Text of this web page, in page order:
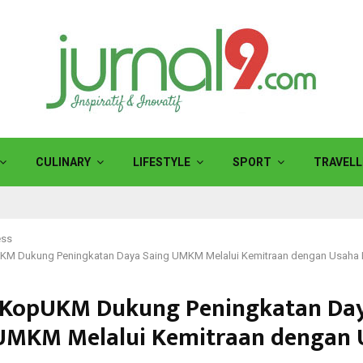
CULINARY LIFESTYLE SPORT
Dukung Peningkatan Daya Saing UMKM Melalui Kemitraan dengan Usaha
Dukung Peningkatan
Melalui Kemitraan dengan